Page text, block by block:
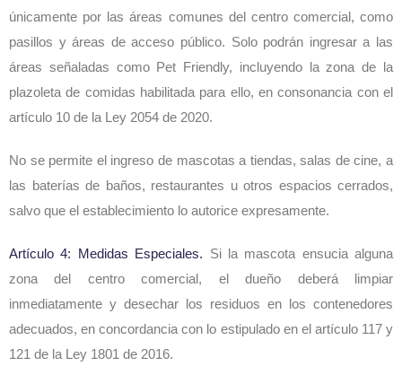
únicamente por las áreas comunes del centro comercial, como
pasillos y áreas de acceso público. Solo podrán ingresar a las
áreas señaladas como Pet Friendly, incluyendo la zona de la
plazoleta de comidas habilitada para ello, en consonancia con el
artículo 10 de la Ley 2054 de 2020.
No se permite el ingreso de mascotas a tiendas, salas de cine, a
las baterías de baños, restaurantes u otros espacios cerrados,
salvo que el establecimiento lo autorice expresamente.
Artículo 4: Medidas Especiales. Si la mascota ensucia alguna
zona del centro comercial, el dueño deberá limpiar
inmediatamente y desechar los residuos en los contenedores
adecuados, en concordancia con lo estipulado en el artículo 117 y
121 de la Ley 1801 de 2016.